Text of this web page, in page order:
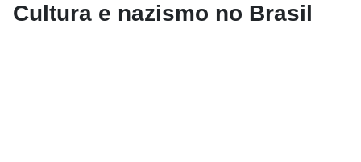
Cultura e nazismo no Brasil